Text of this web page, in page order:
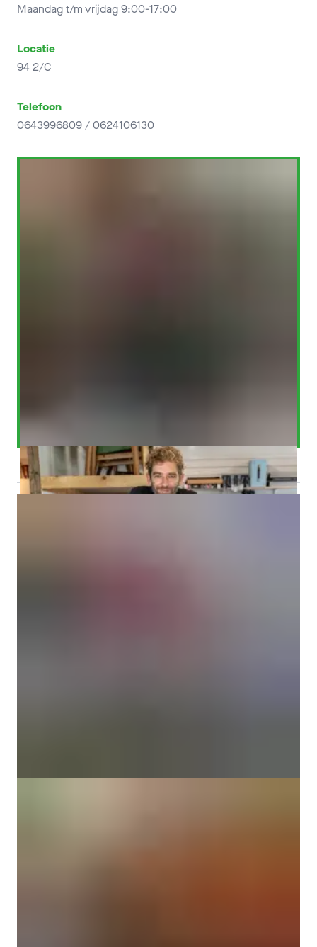
Maandag t/m vrijdag 9:00-17:00
Locatie
94 2/C
Telefoon
0643996809 / 0624106130